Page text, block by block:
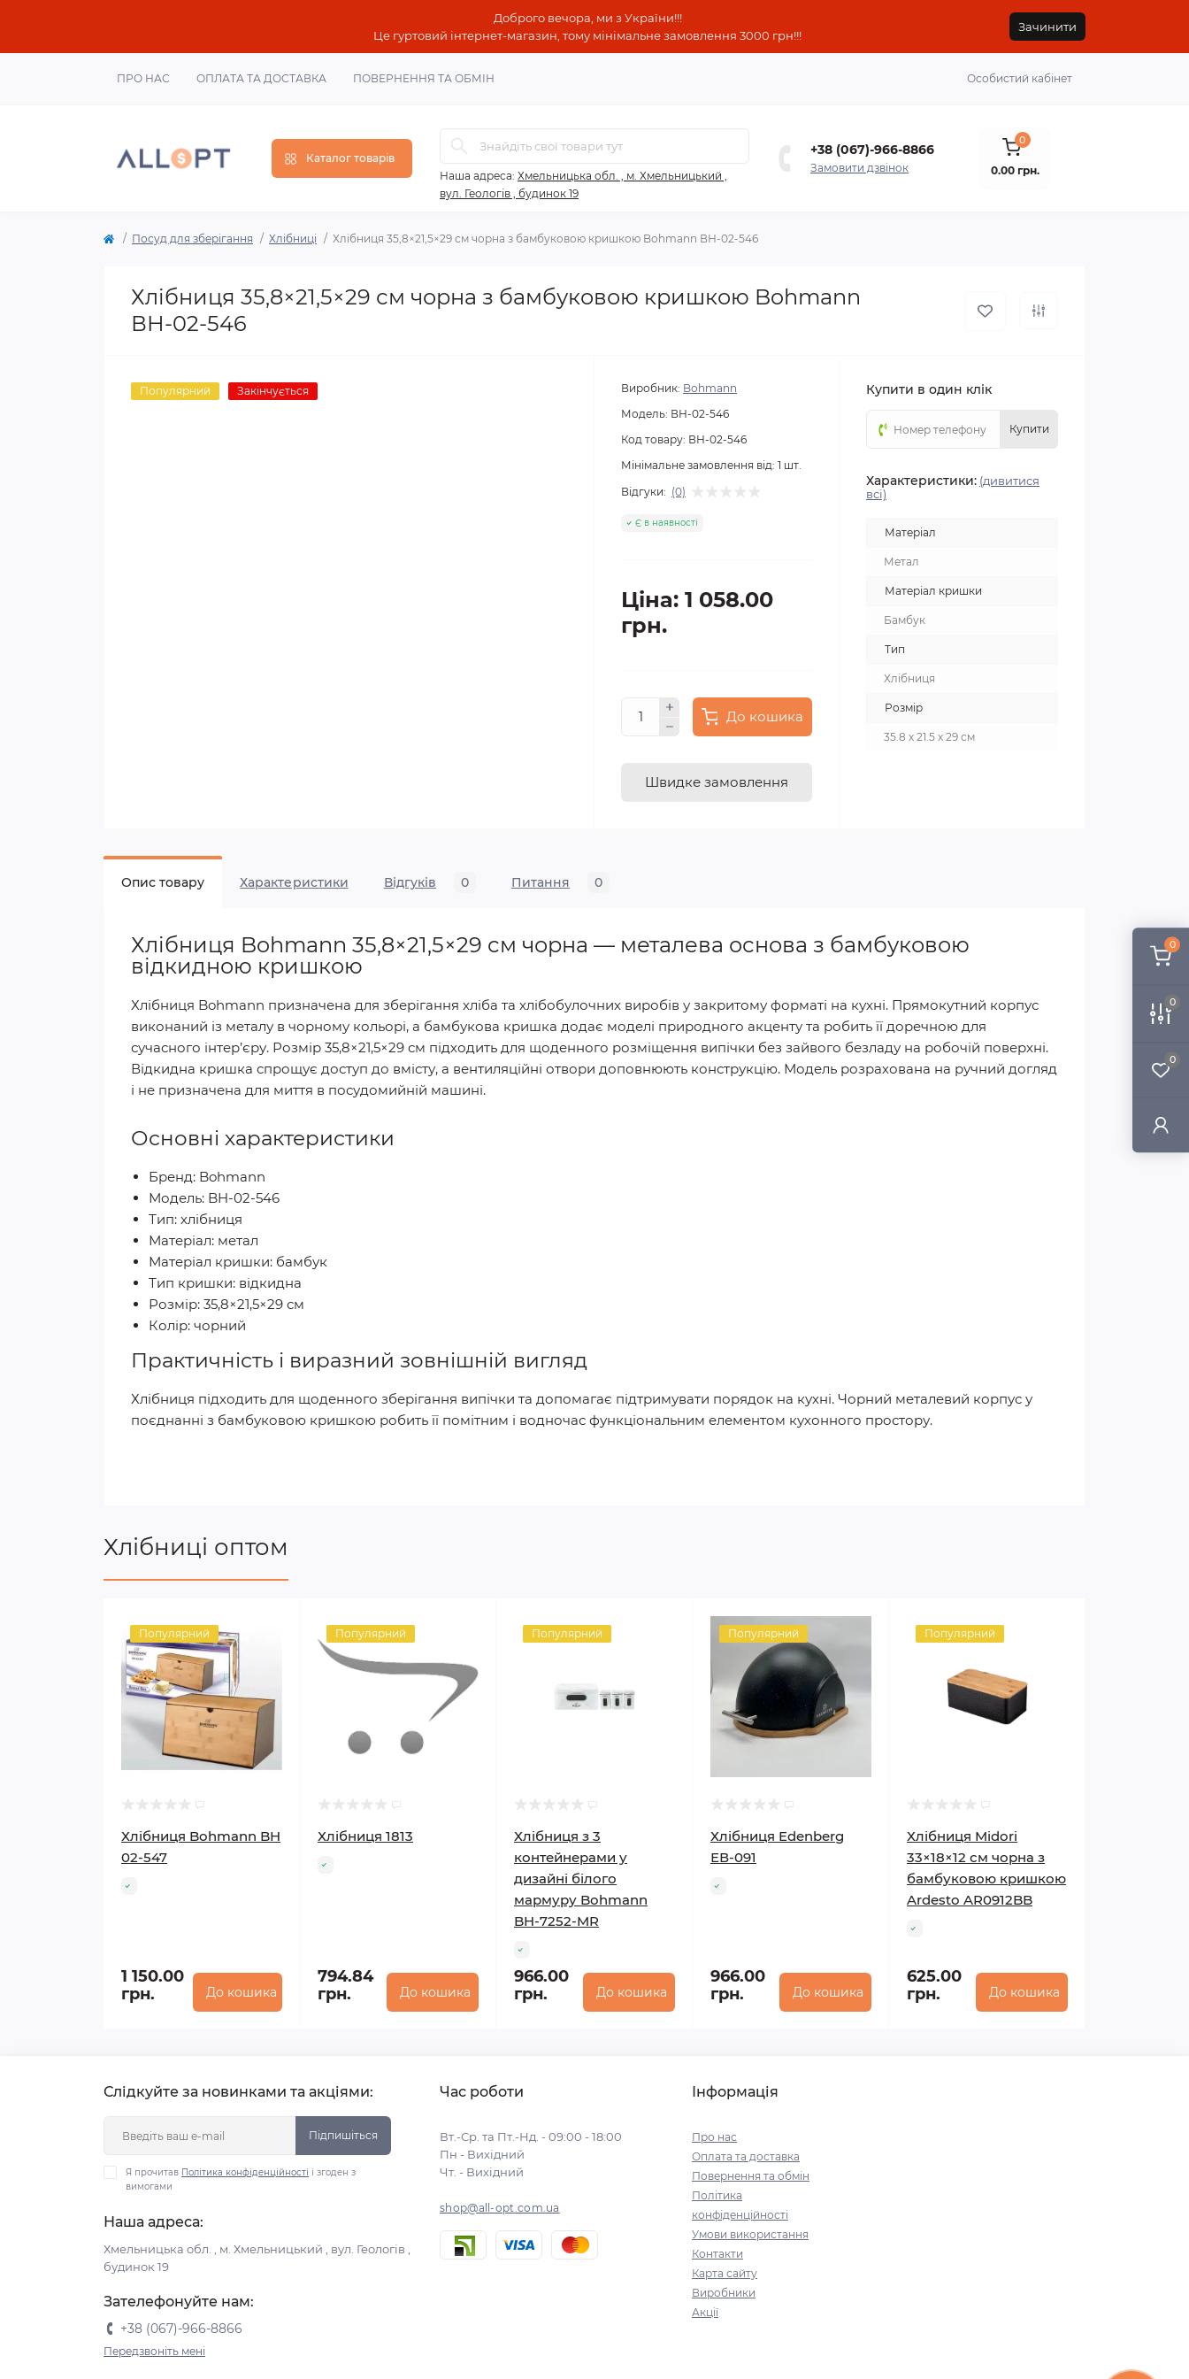
0
0
0
Доброго вечора, ми з України!!!
Це гуртовий інтернет-магазин, тому мінімальне замовлення 3000 грн!!!
Зачинити
ПРО НАС ОПЛАТА ТА ДОСТАВКА ПОВЕРНЕННЯ ТА ОБМІН Особистий кабінет
Каталог товарів
Наша адреса: Хмельницька обл. , м. Хмельницький ,
вул. Геологів , будинок 19
+38 (067)-966-8866
Замовити дзвінок
0
0.00 грн.
Посуд для зберігання Хлібниці Хлібниця 35,8×21,5×29 см чорна з бамбуковою кришкою Bohmann ВН-02-546
Хлібниця 35,8×21,5×29 см чорна з бамбуковою кришкою Bohmann
ВН-02-546
Популярний Закінчується Виробник: Bohmann
Модель: ВН-02-546
Код товару: ВН-02-546
Мінімальне замовлення від: 1 шт.
Відгуки: (0)
Є в наявності
Ціна: 1 058.00
грн.
До кошика
Швидке замовлення
Купити в один клік
Купити
Характеристики: (дивитися
всі)
Матеріал
Метал
Матеріал кришки
Бамбук
Тип
Хлібниця
Розмір
35.8 х 21.5 х 29 см
Опис товару Характеристики Відгуків 0 Питання 0
Хлібниця Bohmann 35,8×21,5×29 см чорна — металева основа з бамбуковою
відкидною кришкою
Хлібниця Bohmann призначена для зберігання хліба та хлібобулочних виробів у закритому форматі на кухні. Прямокутний корпус
виконаний із металу в чорному кольорі, а бамбукова кришка додає моделі природного акценту та робить її доречною для
сучасного інтер’єру. Розмір 35,8×21,5×29 см підходить для щоденного розміщення випічки без зайвого безладу на робочій поверхні.
Відкидна кришка спрощує доступ до вмісту, а вентиляційні отвори доповнюють конструкцію. Модель розрахована на ручний догляд
і не призначена для миття в посудомийній машині.
Основні характеристики
Бренд: Bohmann
Модель: BH-02-546
Тип: хлібниця
Матеріал: метал
Матеріал кришки: бамбук
Тип кришки: відкидна
Розмір: 35,8×21,5×29 см
Колір: чорний
Практичність і виразний зовнішній вигляд
Хлібниця підходить для щоденного зберігання випічки та допомагає підтримувати порядок на кухні. Чорний металевий корпус у
поєднанні з бамбуковою кришкою робить її помітним і водночас функціональним елементом кухонного простору.
Хлібниці оптом
Популярний
Хлібниця Bohmann BH
02-547
1 150.00
грн.
До кошика
Популярний
Хлібниця 1813
794.84
грн.
До кошика
Популярний
Хлібниця з 3
контейнерами у
дизайні білого
мармуру Bohmann
BH-7252-MR
966.00
грн.
До кошика
Популярний
Хлібниця Edenberg
ЕВ-091
966.00
грн.
До кошика
Популярний
Хлібниця Midori
33×18×12 см чорна з
бамбуковою кришкою
Ardesto AR0912BB
625.00
грн.
До кошика
Слідкуйте за новинками та акціями:
Підпишіться
Я прочитав Політика конфіденційності і згоден з
вимогами
Наша адреса:
Хмельницька обл. , м. Хмельницький , вул. Геологів ,
будинок 19
Зателефонуйте нам:
+38 (067)-966-8866
Передзвоніть мені
Час роботи
Вт.-Ср. та Пт.-Нд. - 09:00 - 18:00
Пн - Вихідний
Чт. - Вихідний
shop@all-opt.com.ua
Інформація
Про нас
Оплата та доставка
Повернення та обмін
Політика
конфіденційності
Умови використання
Контакти
Карта сайту
Виробники
Акції